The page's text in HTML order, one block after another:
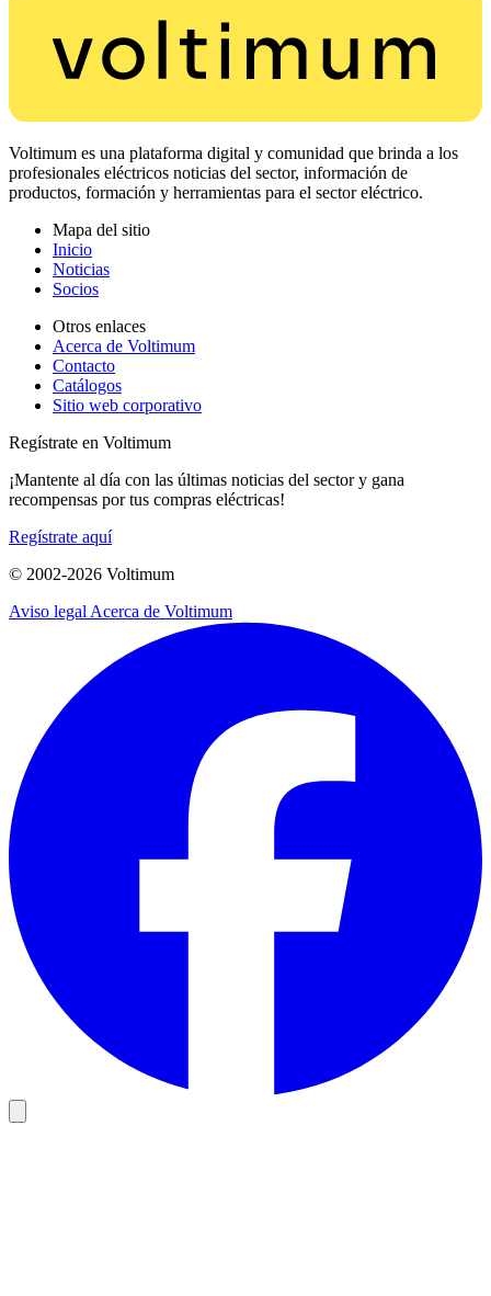
Voltimum es una plataforma digital y comunidad que brinda a los
profesionales eléctricos noticias del sector, información de
productos, formación y herramientas para el sector eléctrico.
Mapa del sitio
Inicio
Noticias
Socios
Otros enlaces
Acerca de Voltimum
Contacto
Catálogos
Sitio web corporativo
Regístrate en Voltimum
¡Mantente al día con las últimas noticias del sector y gana
recompensas por tus compras eléctricas!
Regístrate aquí
© 2002-2026 Voltimum
Aviso legal Acerca de Voltimum